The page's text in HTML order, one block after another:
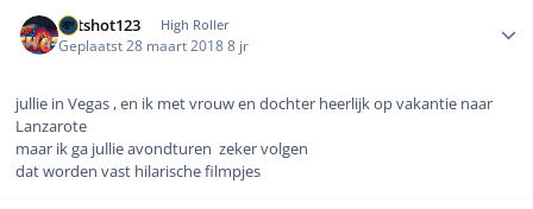
hotshot123 High Roller
Geplaatst 28 maart 20188 jr
jullie in Vegas , en ik met vrouw en dochter heerlijk op vakantie naar
Lanzarote
maar ik ga jullie avondturen zeker volgen
dat worden vast hilarische filmpjes